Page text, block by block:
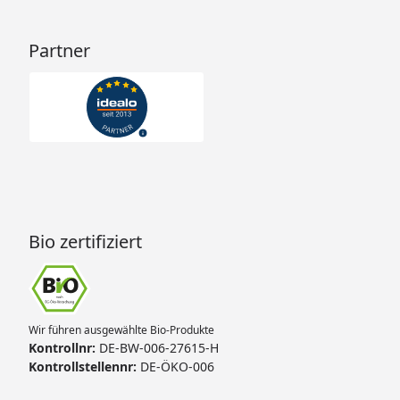
Partner
Bio zertifiziert
Wir führen ausgewählte Bio-Produkte
Kontrollnr: DE-BW-006-27615-H
Kontrollstellennr: DE-ÖKO-006